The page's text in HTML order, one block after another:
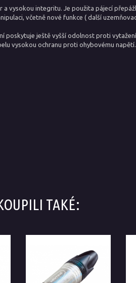
vysokou integritu. Je použita pájecí
včetně nové funkce ( další
poskytuje ještě vyšší odolnost proti
vysokou ochranu proti ohybovému napětí.
TAKÉ: